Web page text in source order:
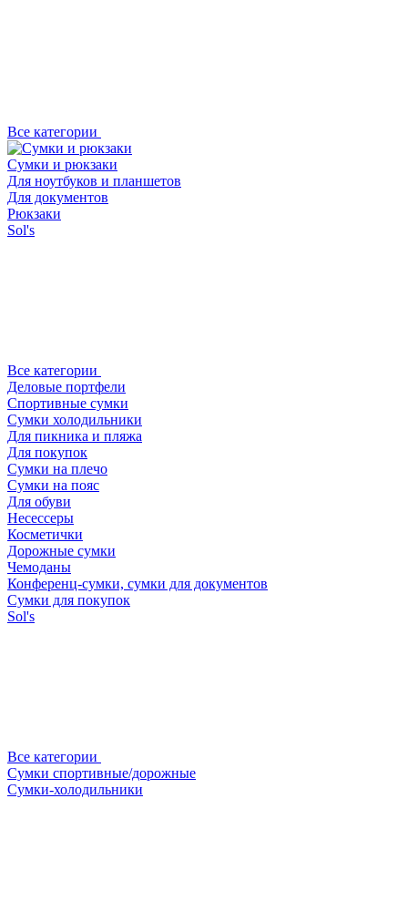
Все категории
Сумки и рюкзаки
Для ноутбуков и планшетов
Для документов
Рюкзаки
Sol's
Все категории
Деловые портфели
Спортивные сумки
Сумки холодильники
Для пикника и пляжа
Для покупок
Сумки на плечо
Сумки на пояс
Для обуви
Несессеры
Косметички
Дорожные сумки
Чемоданы
Конференц-сумки, сумки для документов
Сумки для покупок
Sol's
Все категории
Сумки спортивные/дорожные
Сумки-холодильники